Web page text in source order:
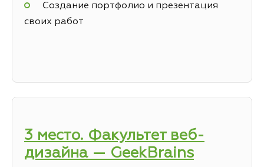
Создание портфолио и презентация
своих работ
3 место. Факультет веб-
дизайна — GeekBrains